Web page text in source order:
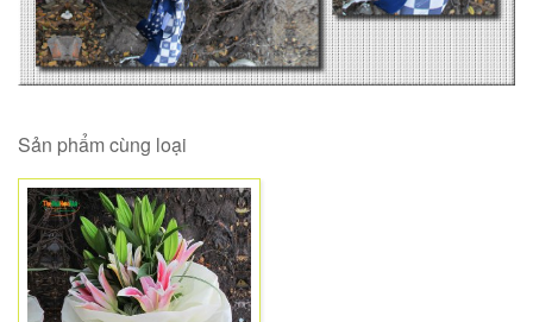
Sản phẩm cùng loại